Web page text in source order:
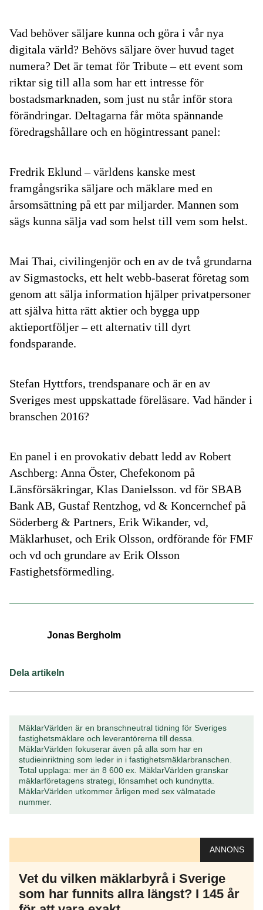
Vad behöver säljare kunna och göra i vår nya
digitala värld? Behövs säljare över huvud taget
numera? Det är temat för Tribute – ett event som
riktar sig till alla som har ett intresse för
bostadsmarknaden, som just nu står inför stora
förändringar. Deltagarna får möta spännande
föredragshållare och en högintressant panel:
Fredrik Eklund – världens kanske mest
framgångsrika säljare och mäklare med en
årsomsättning på ett par miljarder. Mannen som
sägs kunna sälja vad som helst till vem som helst.
Mai Thai, civilingenjör och en av de två grundarna
av Sigmastocks, ett helt webb-baserat företag som
genom att sälja information hjälper privatpersoner
att själva hitta rätt aktier och bygga upp
aktieportföljer – ett alternativ till dyrt
fondsparande.
Stefan Hyttfors, trendspanare och är en av
Sveriges mest uppskattade föreläsare. Vad händer i
branschen 2016?
En panel i en provokativ debatt ledd av Robert
Aschberg: Anna Öster, Chefekonom på
Länsförsäkringar, Klas Danielsson. vd för SBAB
Bank AB, Gustaf Rentzhog, vd & Koncernchef på
Söderberg & Partners, Erik Wikander, vd,
Mäklarhuset, och Erik Olsson, ordförande för FMF
och vd och grundare av Erik Olsson
Fastighetsförmedling.
Jonas Bergholm
Dela artikeln
MäklarVärlden är en branschneutral tidning för Sveriges
fastighetsmäklare och leverantörerna till dessa.
MäklarVärlden fokuserar även på alla som har en
studieinriktning som leder in i fastighetsmäklarbranschen.
Total upplaga: mer än 8 600 ex. MäklarVärlden granskar
mäklarföretagens strategi, lönsamhet och kundnytta.
MäklarVärlden utkommer årligen med sex välmatade
nummer.
ANNONS
Vet du vilken mäklarbyrå i Sverige
som har funnits allra längst? I 145 år